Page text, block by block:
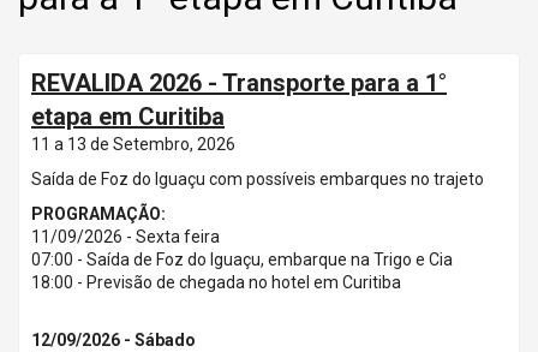
REVALIDA 2026 - Transporte para a 1°
etapa em Curitiba
11 a 13 de Setembro, 2026
Saída de Foz do Iguaçu com possíveis embarques no trajeto
PROGRAMAÇÃO:
11/09/2026 - Sexta feira
07:00 - Saída de Foz do Iguaçu, embarque na Trigo e Cia
18:00 - Previsão de chegada no hotel em Curitiba
12/09/2026 - Sábado